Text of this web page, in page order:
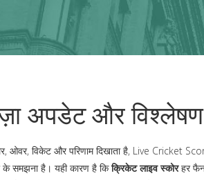
अपडेट और विश्लेषण
ओवर, विकेट और परिणाम दिखाता है, Live Cricket
के समझना है। यही कारण है किक्रिकेट लाइव स्कोरहर फैन